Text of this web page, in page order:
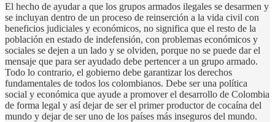
El hecho de ayudar a que los grupos armados ilegales se desarmen y
se incluyan dentro de un proceso de reinserción a la vida civil con
beneficios judiciales y económicos, no significa que el resto de la
población en estado de indefensión, con problemas económicos y
sociales se dejen a un lado y se olviden, porque no se puede dar el
mensaje que para ser ayudado debe pertencer a un grupo armado.
Todo lo contrario, el gobierno debe garantizar los derechos
fundamentales de todos los colombianos. Debe ser una política
social y económica que ayude a promover el desarrollo de Colombia
de forma legal y así dejar de ser el primer productor de cocaína del
mundo y dejar de ser uno de los países más inseguros del mundo.